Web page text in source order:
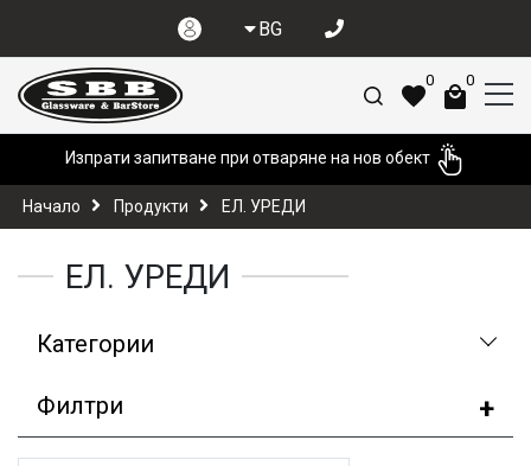
BG
0 0
Изпрати запитване при отваряне на нов обект
Начало Продукти ЕЛ. УРЕДИ
ЕЛ. УРЕДИ
Категории
Филтри